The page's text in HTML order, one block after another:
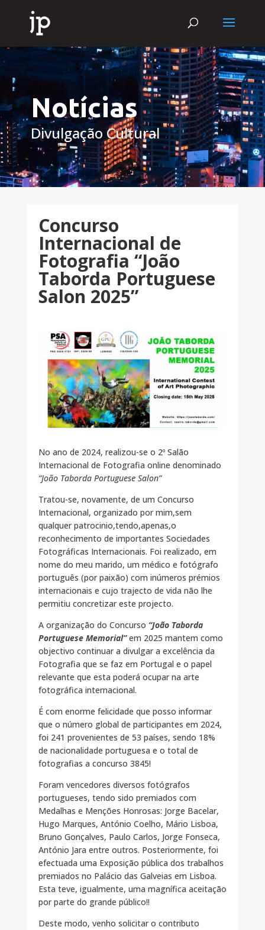
Notícias
Divulgação Cultural
Concurso
Internacional de
Fotografia “João
Taborda Portuguese
Salon 2025”
No ano de 2024, realizou-se o 2º Salão
Internacional de Fotografia online denominado
“João Taborda Portuguese Salon”
Tratou-se, novamente, de um Concurso
Internacional, organizado por mim,sem
qualquer patrocinio,tendo,apenas,o
reconhecimento de importantes Sociedades
Fotográficas Internacionais. Foi realizado, em
nome do meu marido, um médico e fotógrafo
português (por paixão) com inúmeros prémios
internacionais e cujo trajecto de vida não lhe
permitiu concretizar este projecto.
A organização do Concurso “João Taborda
Portuguese Memorial”em 2025 mantem como
objectivo continuar a divulgar a excelência da
Fotografia que se faz em Portugal e o papel
relevante que esta poderá ocupar na arte
fotográfica internacional.
É com enorme felicidade que posso informar
que o número global de participantes em 2024,
foi 241 provenientes de 53 países, sendo 18%
de nacionalidade portuguesa e o total de
fotografias a concurso 3845!
Foram vencedores diversos fotógrafos
portugueses, tendo sido premiados com
Medalhas e Menções Honrosas: Jorge Bacelar,
Hugo Marques, António Coelho, Mário Lisboa,
Bruno Gonçalves, Paulo Carlos, Jorge Fonseca,
António Jara entre outros. Posteriormente, foi
efectuada uma Exposição pública dos trabalhos
premiados no Palácio das Galveias em Lisboa.
Esta teve, igualmente, uma magnífica aceitação
por parte do grande público!!
Deste modo, venho solicitar o contributo